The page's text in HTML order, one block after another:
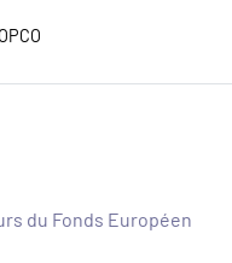
du Fonds Européen